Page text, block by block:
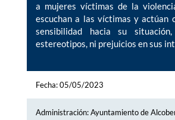
a mujeres víctimas de la
escuchan a las víctimas y actúan
sensibilidad hacia su
estereotipos, ni prejuicios en sus
Fecha: 05/05/2023
Administración: Ayuntamiento de